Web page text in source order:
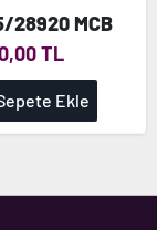
28920 MCB
TL
Ekle